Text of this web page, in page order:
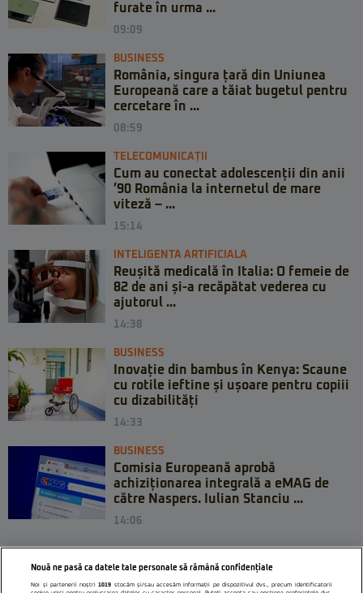
furate în urma ...
09:09
BUSINESS
România, singura țară din Uniunea
Europeană care a tăiat bugetul pentru
cercetare în ...
08:59
TELECOMUNICAȚII
Cum au conectat adolescenții din anii
’90 România la internetul de mare
viteză – ...
15:14
INTELIGENTA ARTIFICIALA
Reușită medicală în Italia: O femeie de
82 de ani și-a recăpătat vederea cu
ajutorul ...
14:38
BUSINESS
Inovație din bambus în Kenya: Scaune
cu rotile ieftine și ușoare pentru copiii
cu dizabilități
14:33
BUSINESS
Comisia Europeană aprobă
achiziționarea integrală a eMAG de
către Naspers. Iulian Stanciu ...
14:06
Nouă ne pasă ca datele tale personale să rămână confidențiale
Noi și partenerii noștri1019 stocăm și/sau accesăm informații pe dispozitivul dvs., precum identificatorii